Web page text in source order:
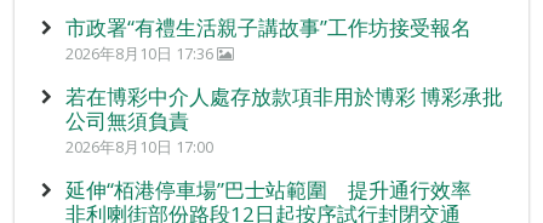
市政署“有禮生活親子講故事”工作坊接受報名
2026年8月10日 17:36
若在博彩中介人處存放款項非用於博彩 博彩承批
公司無須負責
2026年8月10日 17:00
延伸“栢港停車場”巴士站範圍 提升通行效率
非利喇街部份路段12日起按序試行封閉交通